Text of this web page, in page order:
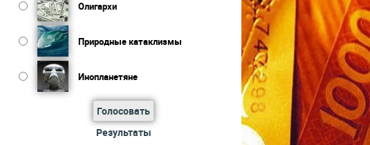
Олигархи
Природные катаклизмы
Инопланетяне
Голосовать
Результаты